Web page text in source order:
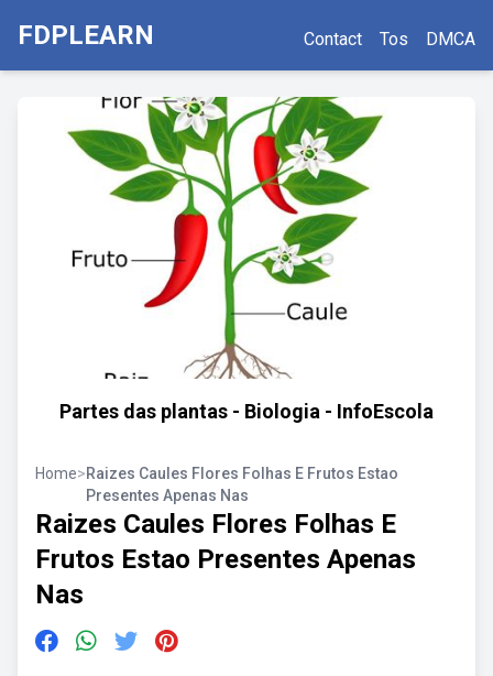
FDPLEARN Contact Tos DMCA
Partes das plantas - Biologia - InfoEscola
Home>Raizes Caules Flores Folhas E Frutos Estao
Presentes Apenas Nas
Raizes Caules Flores Folhas E
Frutos Estao Presentes Apenas
Nas